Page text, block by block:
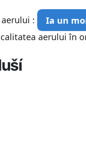
: Ia un
calitatea aerului în